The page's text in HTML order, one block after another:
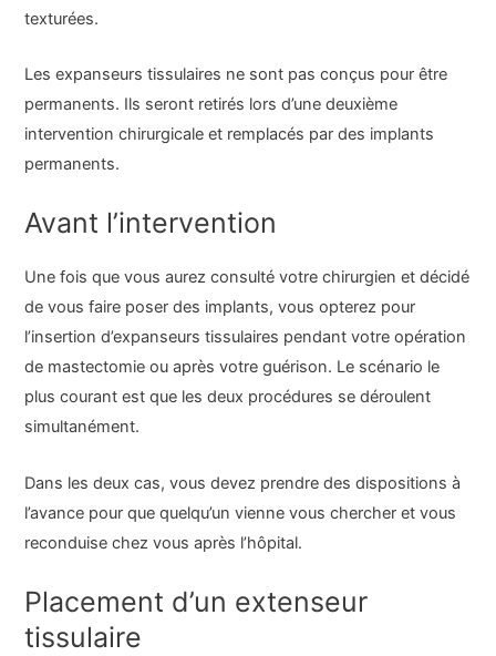
texturées.
Les expanseurs tissulaires ne sont pas conçus pour être
permanents. Ils seront retirés lors d’une deuxième
intervention chirurgicale et remplacés par des implants
permanents.
Avant l’intervention
Une fois que vous aurez consulté votre chirurgien et décidé
de vous faire poser des implants, vous opterez pour
l’insertion d’expanseurs tissulaires pendant votre opération
de mastectomie ou après votre guérison. Le scénario le
plus courant est que les deux procédures se déroulent
simultanément.
Dans les deux cas, vous devez prendre des dispositions à
l’avance pour que quelqu’un vienne vous chercher et vous
reconduise chez vous après l’hôpital.
Placement d’un extenseur
tissulaire